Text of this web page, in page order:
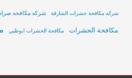
شركه مكافحة حشرات الشارقة شركه مكافحه
مكافحة الحشرات مكافحة الحشرات ابوظبي